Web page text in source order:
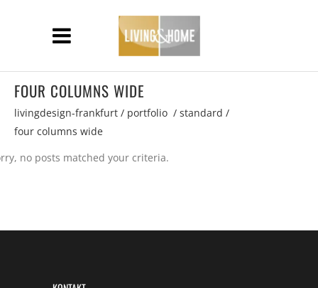
FOUR COLUMNS WIDE
livingdesign-frankfurt / portfolio / standard /
four columns wide
no posts matched your criteria.